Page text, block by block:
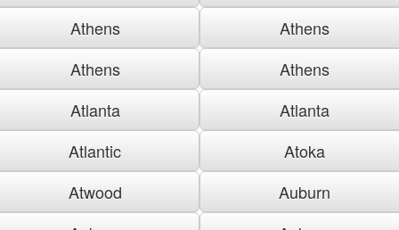
Athens
Athens
Athens
Athens
Atlanta
Atlanta
Atlantic
Atoka
Atwood
Auburn